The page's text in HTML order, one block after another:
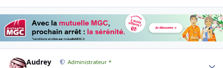
Audrey Administrateur *